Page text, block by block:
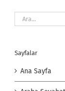
Ara:
Sayfalar
Ana Sayfa